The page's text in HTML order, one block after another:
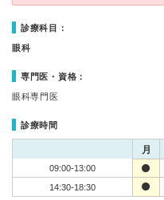
診療科目：
眼科
専門医・資格：
眼科専門医
診療時間
月
09:00-13:00
14:30-18:30